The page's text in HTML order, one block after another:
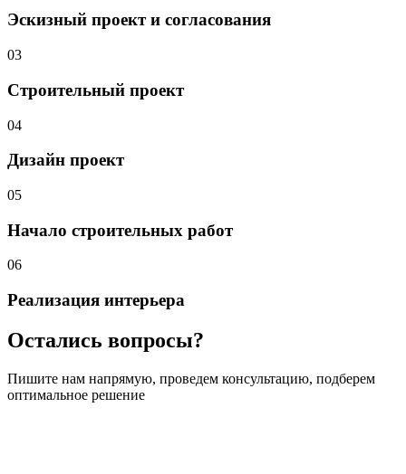
Эскизный проект и согласования
03
Строительный проект
04
Дизайн проект
05
Начало строительных работ
06
Реализация интерьера
Остались вопросы?
Пишите нам напрямую, проведем консультацию, подберем
оптимальное решение